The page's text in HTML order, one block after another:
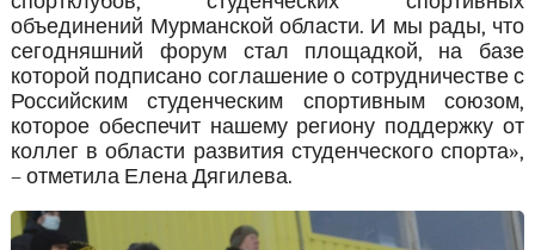
объединений Мурманской области. И мы рады, что
сегодняшний форум стал площадкой, на базе
которой подписано соглашение о сотрудничестве с
Российским студенческим спортивным союзом,
которое обеспечит нашему региону поддержку от
коллег в области развития студенческого спорта»,
– отметила Елена Дягилева.